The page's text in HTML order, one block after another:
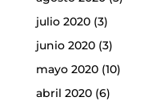
julio 2020(3)
junio 2020(3)
mayo 2020(10)
abril 2020(6)